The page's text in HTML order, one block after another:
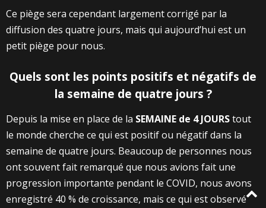
Ce piège sera cependant largement corrigé par la
diffusion des quatre jours, mais qui aujourd’hui est un
petit piège pour nous.
Quels sont les points positifs et négatifs de
la semaine de quatre jours ?
Depuis la mise en place de la SEMAINE de 4 JOURStout
le monde cherche ce qui est positif ou négatif dans la
semaine de quatre jours. Beaucoup de personnes nous
ont souvent fait remarqué que nous avions fait une
progression importante pendant le COVID, nous avons
enregistré 40 % de croissance, mais ce qui est observé